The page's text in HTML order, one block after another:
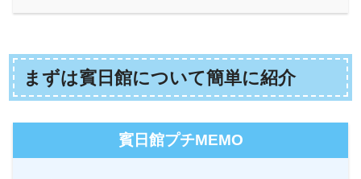
まずは賓日館について簡単に紹介
賓日館プチMEMO